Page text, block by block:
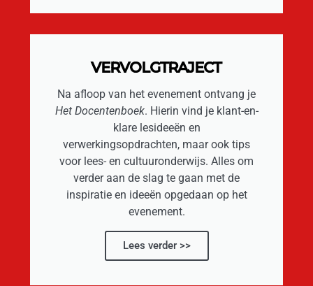
VERVOLGTRAJECT
Na afloop van het evenement ontvang je
Het Docentenboek. Hierin vind je klant-en-
klare lesideeën en
verwerkingsopdrachten, maar ook tips
voor lees- en cultuuronderwijs. Alles om
verder aan de slag te gaan met de
inspiratie en ideeën opgedaan op het
evenement.
Lees verder >>